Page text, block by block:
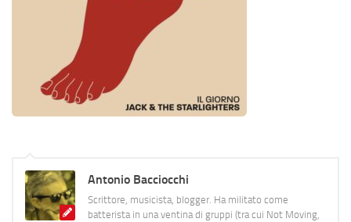
Antonio Bacciocchi
Scrittore, musicista, blogger. Ha militato come
batterista in una ventina di gruppi (tra cui Not Moving,